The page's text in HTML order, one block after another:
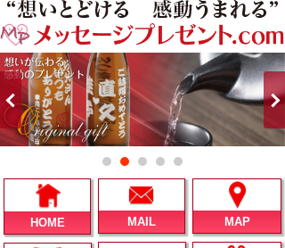
HOME MAIL MAP